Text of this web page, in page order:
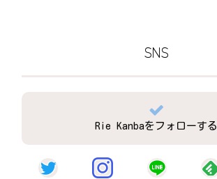
SNS
Rie Kanbaをフォローする